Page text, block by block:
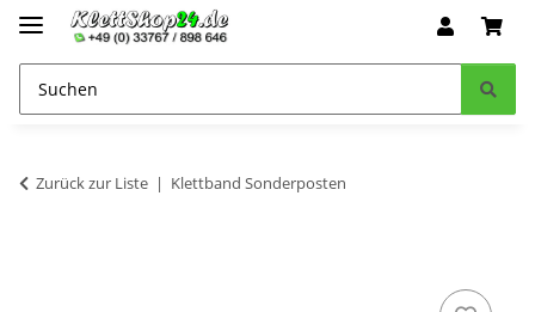
Zurück zur Liste Klettband Sonderposten